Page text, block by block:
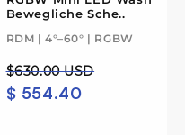
Bewegliche Sche..
RDM | 4°–60° | RGBW
Regulärer
Preis
$630.00 USD
Verkaufspreis
$ 554.40